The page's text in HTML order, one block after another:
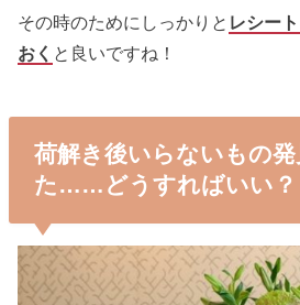
その時のためにしっかりと レシー
おく と良いですね！
荷解き後いらないもの
た……どうすればいい？